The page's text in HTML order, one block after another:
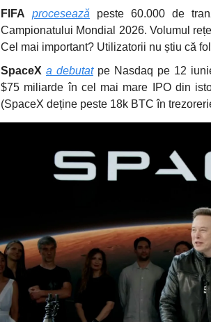
FIFA
procesează peste 60.000 de
Campionatului Mondial 2026. Volumul
Cel mai important? Utilizatorii nu știu că
SpaceX a debutatpe Nasdaq pe 12
$75 miliarde în cel mai mare IPO din
(SpaceX deține peste 18k BTC în